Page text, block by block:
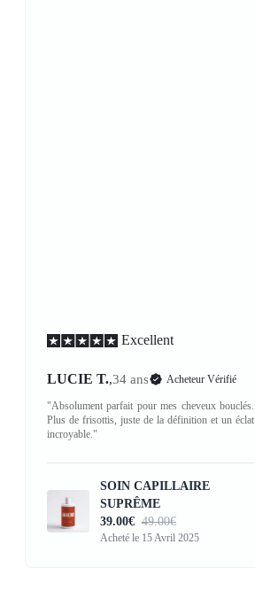
Excellent
LUCIE T.,34 ans Acheteur Vérifié
"Absolument parfait pour mes cheveux bouclés.
Plus de frisottis, juste de la définition et un éclat
incroyable."
SOIN CAPILLAIRE
SUPRÊME
39.00€ 49.00€
Acheté le 15 Avril 2025